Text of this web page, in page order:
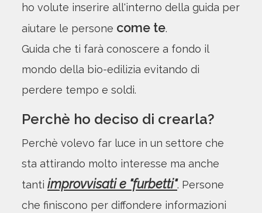
ho volute inserire all'interno della guida per
aiutare le persone come te.
Guida che ti farà conoscere a fondo il
mondo della bio-edilizia evitando di
perdere tempo e soldi.
Perchè ho deciso di crearla?
Perchè volevo far luce in un settore che
sta attirando molto interesse ma anche
tanti improvvisati e "furbetti". Persone
che finiscono per diffondere informazioni